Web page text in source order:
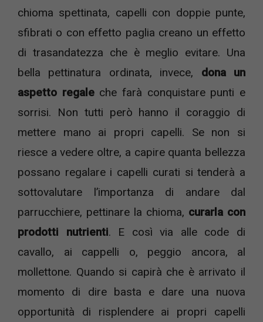
chioma spettinata, capelli con doppie punte,
sfibrati o con effetto paglia creano un effetto
di trasandatezza che è meglio evitare. Una
bella pettinatura ordinata, invece, dona un
aspetto regaleche farà conquistare punti e
sorrisi. Non tutti però hanno il coraggio di
mettere mano ai propri capelli. Se non si
riesce a vedere oltre, a capire quanta bellezza
possano regalare i capelli curati si tenderà a
sottovalutare l’importanza di andare dal
parrucchiere, pettinare la chioma, curarla con
prodotti nutrienti. E così via alle code di
cavallo, ai cappelli o, peggio ancora, al
mollettone. Quando si capirà che è arrivato il
momento di dire basta e dare una nuova
opportunità di risplendere ai propri capelli